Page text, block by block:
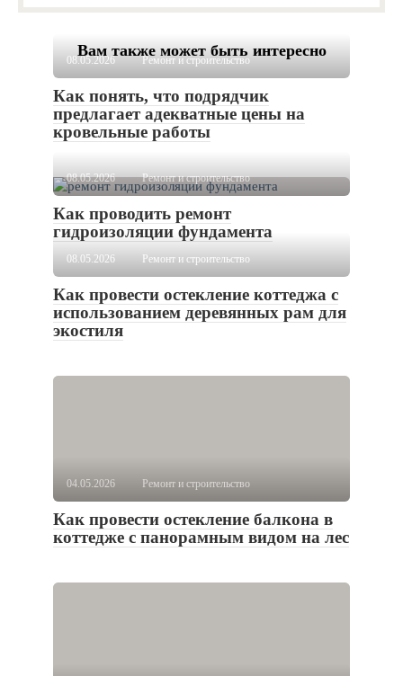
Вам также может быть интересно
08.05.2026 Ремонт и строительство
Как понять, что подрядчик
предлагает адекватные цены на
кровельные работы
08.05.2026 Ремонт и строительство
Как проводить ремонт
гидроизоляции фундамента
08.05.2026 Ремонт и строительство
Как провести остекление коттеджа с
использованием деревянных рам для
экостиля
04.05.2026 Ремонт и строительство
Как провести остекление балкона в
коттедже с панорамным видом на лес